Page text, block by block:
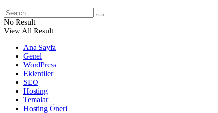
No Result
View All Result
Ana Sayfa
Genel
WordPress
Eklentiler
SEO
Hosting
Temalar
Hosting Öneri